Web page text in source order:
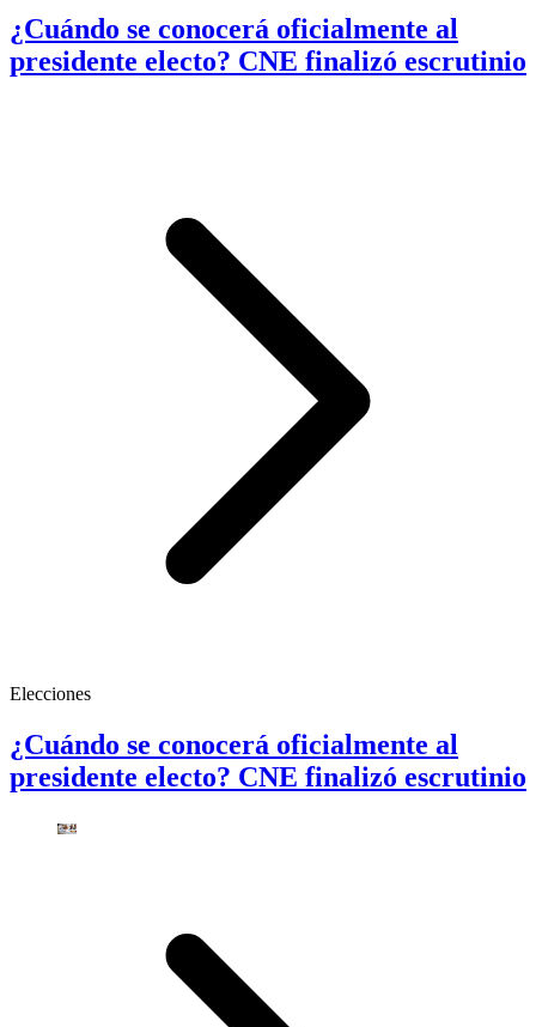
¿Cuándo se conocerá oficialmente al
presidente electo? CNE finalizó escrutinio
Elecciones
¿Cuándo se conocerá oficialmente al
presidente electo? CNE finalizó escrutinio